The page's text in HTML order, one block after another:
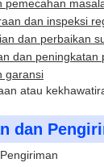
pemecahan
dan inspeksi
dan perbaikan
dan peningkatan
garansi
atau
dan